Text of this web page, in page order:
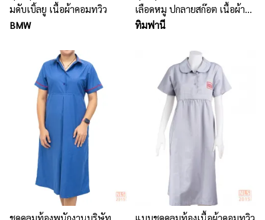
มดับเบิ้ลยู เนื้อผ้าคอมทวิว
BMW
เลือดหมู ปกลายสก๊อต เนื้อผ้า
คอมทวิว บริษัท ทิมฟานี อะคู
ทิมฟานี